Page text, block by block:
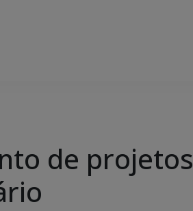
de projetos